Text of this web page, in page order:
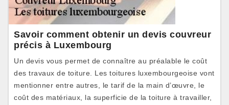
Savoir comment obtenir un devis couvreur
précis à Luxembourg
Un devis vous permet de connaître au préalable le coût
des travaux de toiture. Les toitures luxembourgeoise vont
mentionner entre autres, le tarif de la main d’œuvre, le
coût des matériaux, la superficie de la toiture à travailler,